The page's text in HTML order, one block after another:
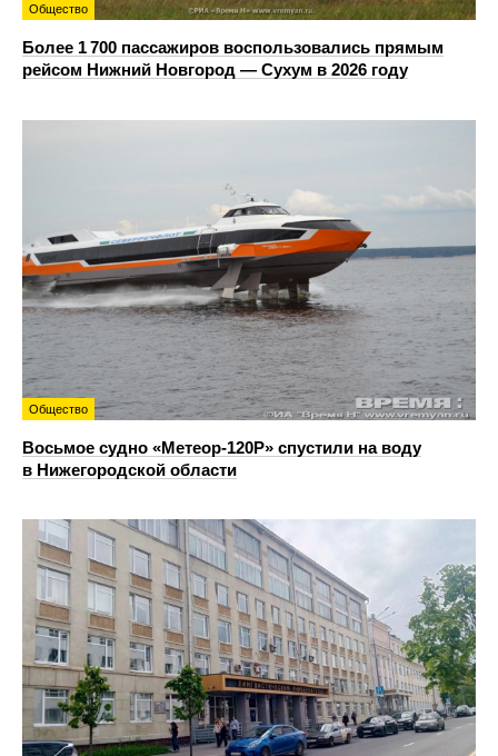
Общество
Более 1 700 пассажиров воспользовались прямым
рейсом Нижний Новгород — Сухум в 2026 году
Общество
Восьмое судно «Метеор-120Р» спустили на воду
в Нижегородской области